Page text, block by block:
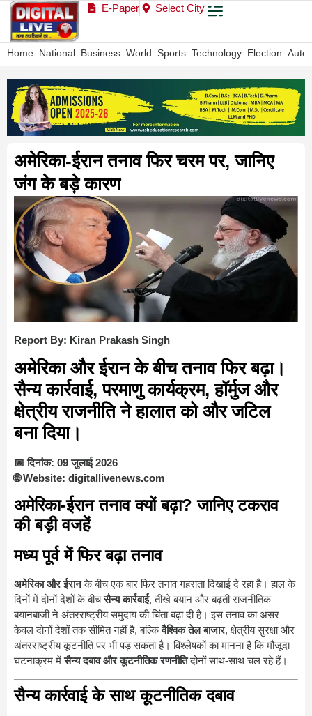
E-Paper Select City
Home National Business World Sports Technology Election Auto
अमेरिका-ईरान तनाव फिर चरम पर, जानिए
जंग के बड़े कारण
Report By: Kiran Prakash Singh
अमेरिका और ईरान के बीच तनाव फिर बढ़ा।
सैन्य कार्रवाई, परमाणु कार्यक्रम, हॉर्मुज और
क्षेत्रीय राजनीति ने हालात को और जटिल
बना दिया।
📅 दिनांक: 09 जुलाई 2026
🌐 Website: digitallivenews.com
अमेरिका-ईरान तनाव क्यों बढ़ा? जानिए टकराव
की बड़ी वजहें
मध्य पूर्व में फिर बढ़ा तनाव
अमेरिका और ईरानके बीच एक बार फिर तनाव गहराता दिखाई दे रहा है। हाल के
दिनों में दोनों देशों के बीचसैन्य कार्रवाई, तीखे बयान और बढ़ती राजनीतिक
बयानबाजी ने अंतरराष्ट्रीय समुदाय की चिंता बढ़ा दी है। इस तनाव का असर
केवल दोनों देशों तक सीमित नहीं है, बल्किवैश्विक तेल बाजार, क्षेत्रीय सुरक्षा और
अंतरराष्ट्रीय कूटनीति पर भी पड़ सकता है। विश्लेषकों का मानना है कि मौजूदा
घटनाक्रम मेंसैन्य दबाव और कूटनीतिक रणनीतिदोनों साथ-साथ चल रहे हैं।
सैन्य कार्रवाई के साथ कूटनीतिक दबाव